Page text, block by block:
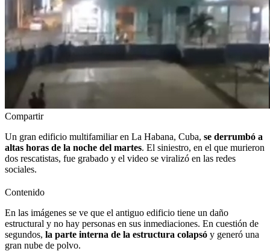
Compartir
Un gran edificio multifamiliar en La Habana, Cuba, se derrumbó a
altas horas de la noche del martes. El siniestro, en el que murieron
dos rescatistas, fue grabado y el video se viralizó en las redes
sociales.
Contenido
En las imágenes se ve que el antiguo edificio tiene un daño
estructural y no hay personas en sus inmediaciones. En cuestión de
segundos, la parte interna de la estructura colapsó y generó una
gran nube de polvo.